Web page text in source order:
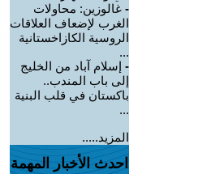
- غالوزين: محاولات
الغرب لإضعاف العلاقات
الروسية الكازاخستانية
...
- إسلام آباد من الخليج
إلى باب المندب..
باكستان في قلب البنية
...
المزيد.....
احدث الأخبار المهمة